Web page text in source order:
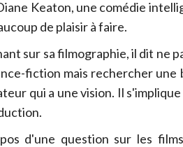
Keaton, une comédie
de plaisir à faire.
sur sa filmographie, il dit ne
fiction mais rechercher
qui a une vision. Il
d'une question sur les